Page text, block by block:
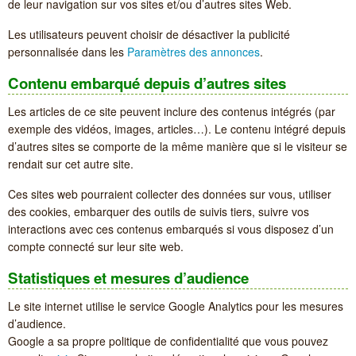
de leur navigation sur vos sites et/ou d’autres sites Web.
Les utilisateurs peuvent choisir de désactiver la publicité
personnalisée dans les Paramètres des annonces.
Contenu embarqué depuis d’autres sites
Les articles de ce site peuvent inclure des contenus intégrés (par
exemple des vidéos, images, articles…). Le contenu intégré depuis
d’autres sites se comporte de la même manière que si le visiteur se
rendait sur cet autre site.
Ces sites web pourraient collecter des données sur vous, utiliser
des cookies, embarquer des outils de suivis tiers, suivre vos
interactions avec ces contenus embarqués si vous disposez d’un
compte connecté sur leur site web.
Statistiques et mesures d’audience
Le site internet utilise le service Google Analytics pour les mesures
d’audience.
Google a sa propre politique de confidentialité que vous pouvez